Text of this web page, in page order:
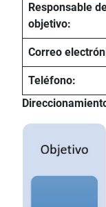
Responsable
objetivo:
Correo
Teléfono: